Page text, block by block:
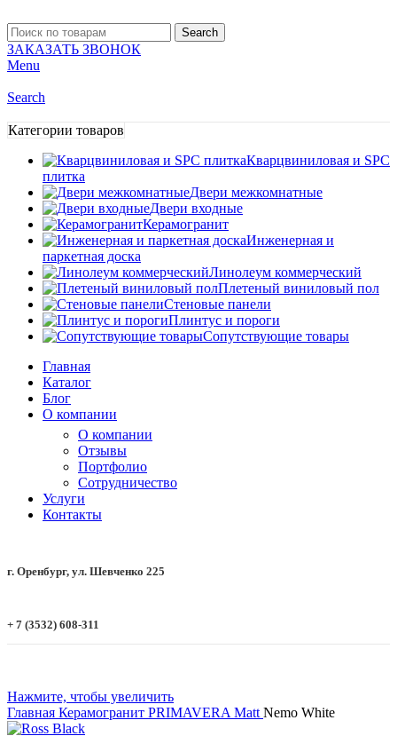
Search
ЗАКАЗАТЬ ЗВОНОК
Menu
Search
Категории товаров
Кварцвиниловая и SPC
плитка
Двери межкомнатные
Двери входные
Керамогранит
Инженерная и
паркетная доска
Линолеум коммерческий
Плетеный виниловый пол
Стеновые панели
Плинтус и пороги
Сопутствующие товары
Главная
Каталог
Блог
О компании
О компании
Отзывы
Портфолио
Сотрудничество
Услуги
Контакты
г. Оренбург, ул. Шевченко 225
+ 7 (3532) 608-311
Нажмите, чтобы увеличить
Главная Керамогранит PRIMAVERA Мatt Nemo White